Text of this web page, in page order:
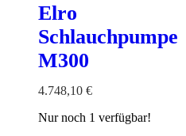
Elro
Schlauchpumpe
M300
4.748,10 €
Nur noch 1 verfügbar!